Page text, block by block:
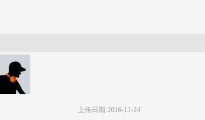
上传日期:2016-11-24